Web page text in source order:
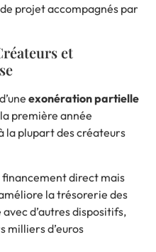
projet accompagnés par
et
exonération partielle
première année
la plupart des créateurs
financement direct mais
la trésorerie des
d’autres dispositifs,
milliers d’euros